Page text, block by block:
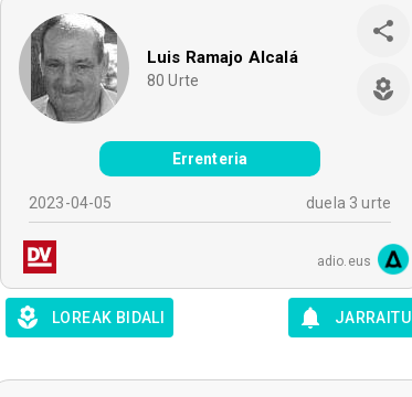
Luis Ramajo Alcalá
80 Urte
Errenteria
2023-04-05 duela 3 urte
adio.eus
LOREAK BIDALI JARRAITU